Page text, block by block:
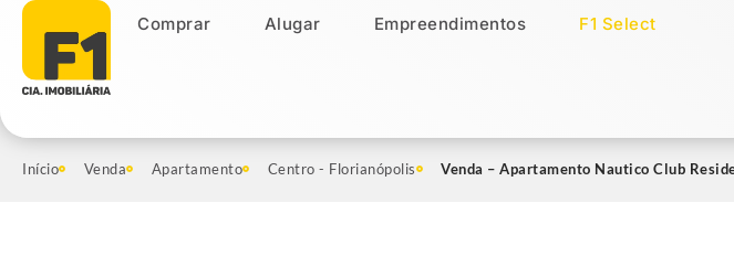
Comprar Alugar Empreendimentos F1 Select
Comprar Alugar Empreendimentos Imóveis Select
Início Venda Apartamento Centro - Florianópolis Venda – Apartamento Nautico Club